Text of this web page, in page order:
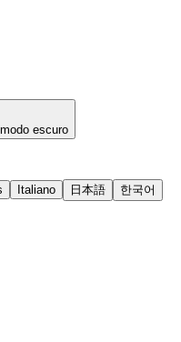
escuro
Italiano 日本語
한국어